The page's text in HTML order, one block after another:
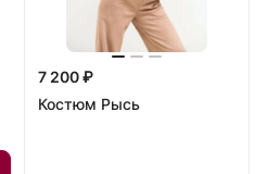
7 200 ₽
Костюм Рысь